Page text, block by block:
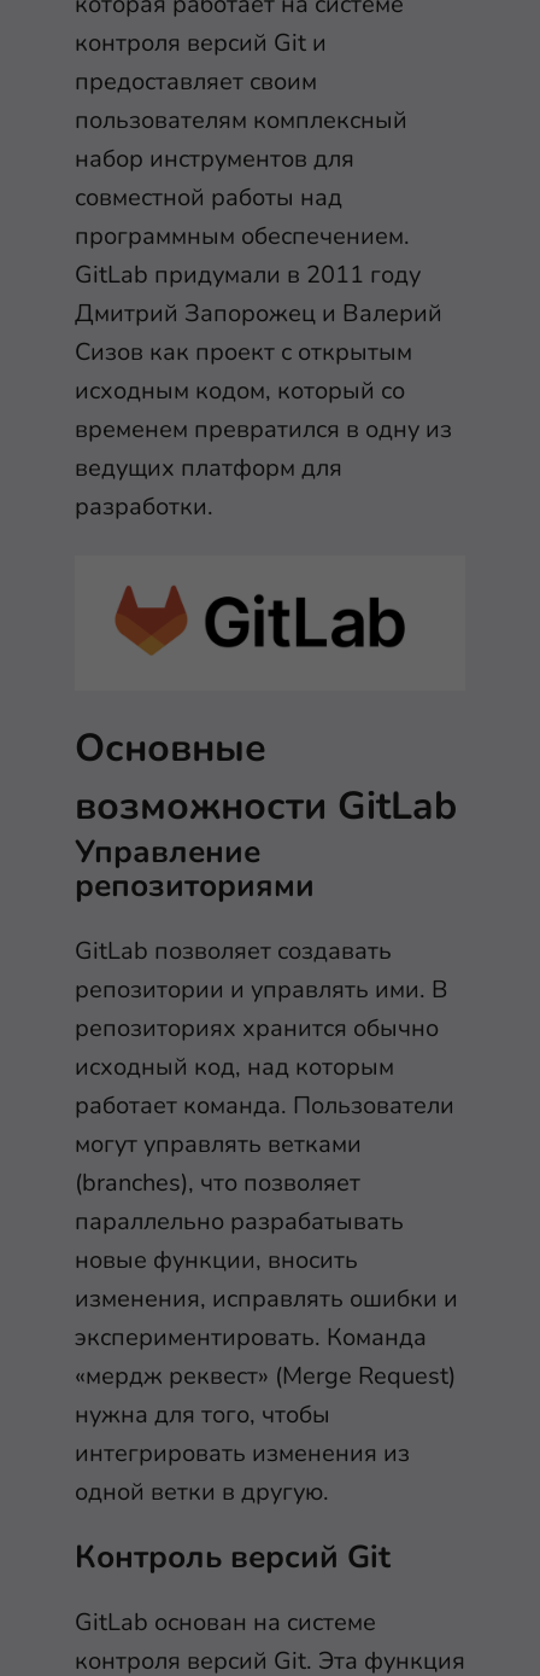
контроля версий Git и
предоставляет своим
пользователям комплексный
набор инструментов для
совместной работы над
программным обеспечением.
GitLab придумали в 2011 году
Дмитрий Запорожец и Валерий
Сизов как проект с открытым
исходным кодом, который со
временем превратился в одну из
ведущих платформ для
разработки.
Основные
возможности GitLab
Управление
репозиториями
GitLab позволяет создавать
репозитории и управлять ими. В
репозиториях хранится обычно
исходный код, над которым
работает команда. Пользователи
могут управлять ветками
(branches), что позволяет
параллельно разрабатывать
новые функции, вносить
изменения, исправлять ошибки и
экспериментировать. Команда
«мердж реквест» (Merge Request)
нужна для того, чтобы
интегрировать изменения из
одной ветки в другую.
Контроль версий Git
GitLab основан на системе
контроля версий Git. Эта функция